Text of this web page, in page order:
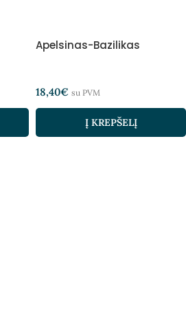
Apelsinas-Bazilikas
18,40€ su PVM
Į KREPŠELĮ